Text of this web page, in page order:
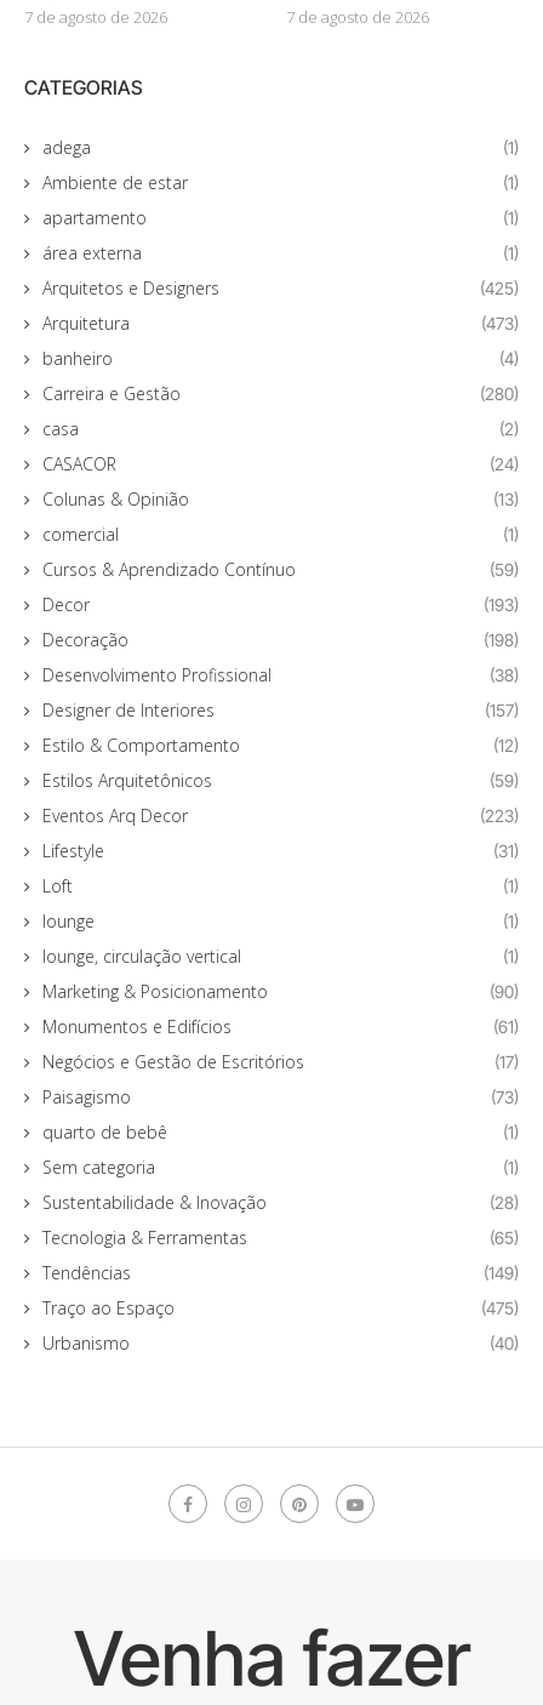
7 de agosto de 2026 7 de agosto de 2026
CATEGORIAS
adega (1)
Ambiente de estar (1)
apartamento (1)
área externa (1)
Arquitetos e Designers (425)
Arquitetura (473)
banheiro (4)
Carreira e Gestão (280)
casa (2)
CASACOR (24)
Colunas & Opinião (13)
comercial (1)
Cursos & Aprendizado Contínuo (59)
Decor (193)
Decoração (198)
Desenvolvimento Profissional (38)
Designer de Interiores (157)
Estilo & Comportamento (12)
Estilos Arquitetônicos (59)
Eventos Arq Decor (223)
Lifestyle (31)
Loft (1)
lounge (1)
lounge, circulação vertical (1)
Marketing & Posicionamento (90)
Monumentos e Edifícios (61)
Negócios e Gestão de Escritórios (17)
Paisagismo (73)
quarto de bebê (1)
Sem categoria (1)
Sustentabilidade & Inovação (28)
Tecnologia & Ferramentas (65)
Tendências (149)
Traço ao Espaço (475)
Urbanismo (40)
Venha fazer